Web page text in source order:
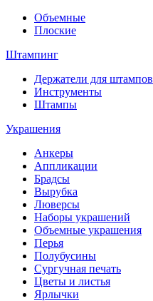
Объемные
Плоские
Штампинг
Держатели для штампов
Инструменты
Штампы
Украшения
Анкеры
Аппликации
Брадсы
Вырубка
Люверсы
Наборы украшений
Объемные украшения
Перья
Полубусины
Сургучная печать
Цветы и листья
Ярлычки